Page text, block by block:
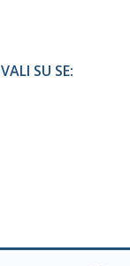
SU SE: